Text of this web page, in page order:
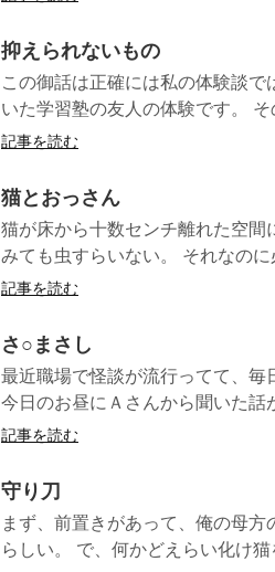
抑えられないもの
この御話は正確には私の体験談
いた学習塾の友人の体験です。
記事を読む
猫とおっさん
猫が床から十数センチ離れた空間
みても虫すらいない。 それなの
記事を読む
さ○まさし
最近職場で怪談が流行ってて、毎
今日のお昼にＡさんから聞いた話
記事を読む
守り刀
まず、前置きがあって、俺の母
らしい。 で、何かどえらい化け